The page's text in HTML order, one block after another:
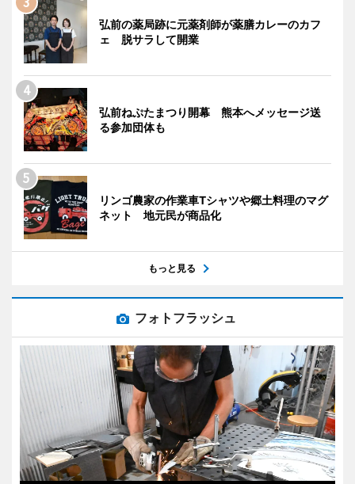
弘前の薬局跡に元薬剤師が薬膳カレーのカフ
ェ 脱サラして開業
弘前ねぷたまつり開幕 熊本へメッセージ送
る参加団体も
リンゴ農家の作業車Tシャツや郷土料理のマグ
ネット 地元民が商品化
もっと見る
フォトフラッシュ